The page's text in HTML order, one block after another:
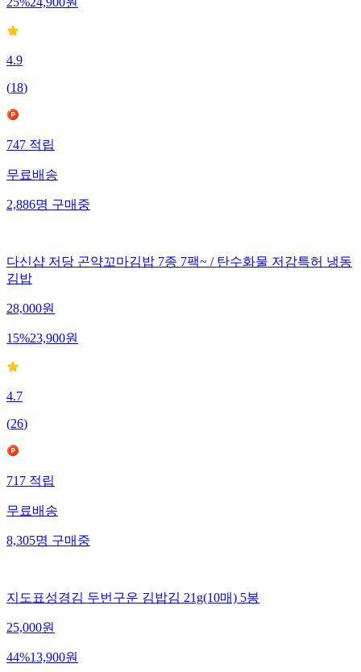
4.9
(18)
747 적립
무료배송
2,886명 구매중
다신샵 저당 곤약꼬마김밥 7종 7팩~ / 탄수화물 저감특허 냉동
김밥
28,000원
15%23,900원
4.7
(26)
717적립
무료배송
8,305명구매중
지도표성경김 두번구운 김밥김 21g(10매) 5봉
25,000원
44%13,900원